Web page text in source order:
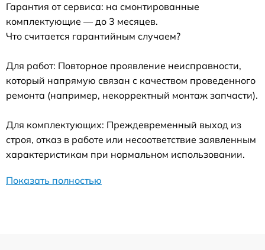
Гарантия от сервиса: на смонтированные
комплектующие — до 3 месяцев.
Что считается гарантийным случаем?
Для работ: Повторное проявление неисправности,
который напрямую связан с качеством проведенного
ремонта (например, некорректный монтаж запчасти).
Для комплектующих: Преждевременный выход из
строя, отказ в работе или несоответствие заявленным
характеристикам при нормальном использовании.
Показать полностью